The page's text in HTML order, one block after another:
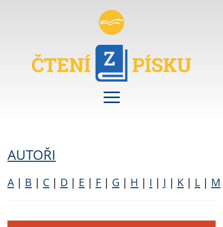
AUTOŘI
A| B | C | D | E | F | G | H | I | J | K | L | M